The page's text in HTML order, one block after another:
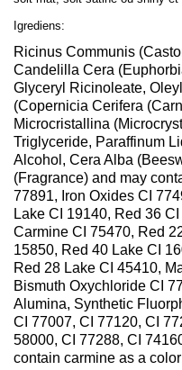
Igrediens:
Ricinus Communis
Candelilla Cera
Glyceryl Ricinoleate,
(Copernicia Cerifera
Microcristallina
Triglyceride, Paraffinum
Alcohol, Cera Alba
(Fragrance) and may
77891, Iron Oxides CI
Lake CI 19140, Red 36
Carmine CI 75470, Red
15850, Red 40 Lake CI
Red 28 Lake CI 45410,
Bismuth Oxychloride CI
Alumina, Synthetic
CI 77007, CI 77120, CI
58000, CI 77288, CI
contain carmine as a